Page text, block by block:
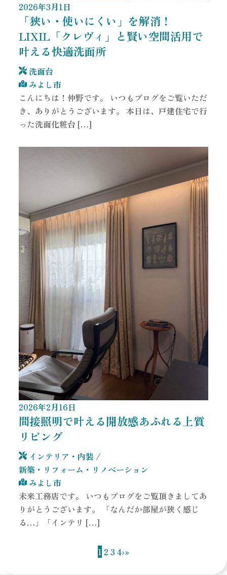
2026年3月1日
「狭い・使いにくい」を解消！
LIXIL「クレヴィ」と賢い空間活用で
叶える快適洗面所
洗面台
みよし市
こんにちは！仲野です。 いつもブログをご覧いただ
き、ありがとうございます。 本日は、戸建住宅で行
った洗面化粧台 […]
2026年2月16日
間接照明で叶える開放感あふれる上質
リビング
インテリア・内装/
新築・リフォーム・リノベーション
みよし市
未来工務店です。 いつもブログをご覧頂きましてあ
りがとうございます。 「なんだか部屋が狭く感じ
る…」「インテリ […]
1 2 3 4›»